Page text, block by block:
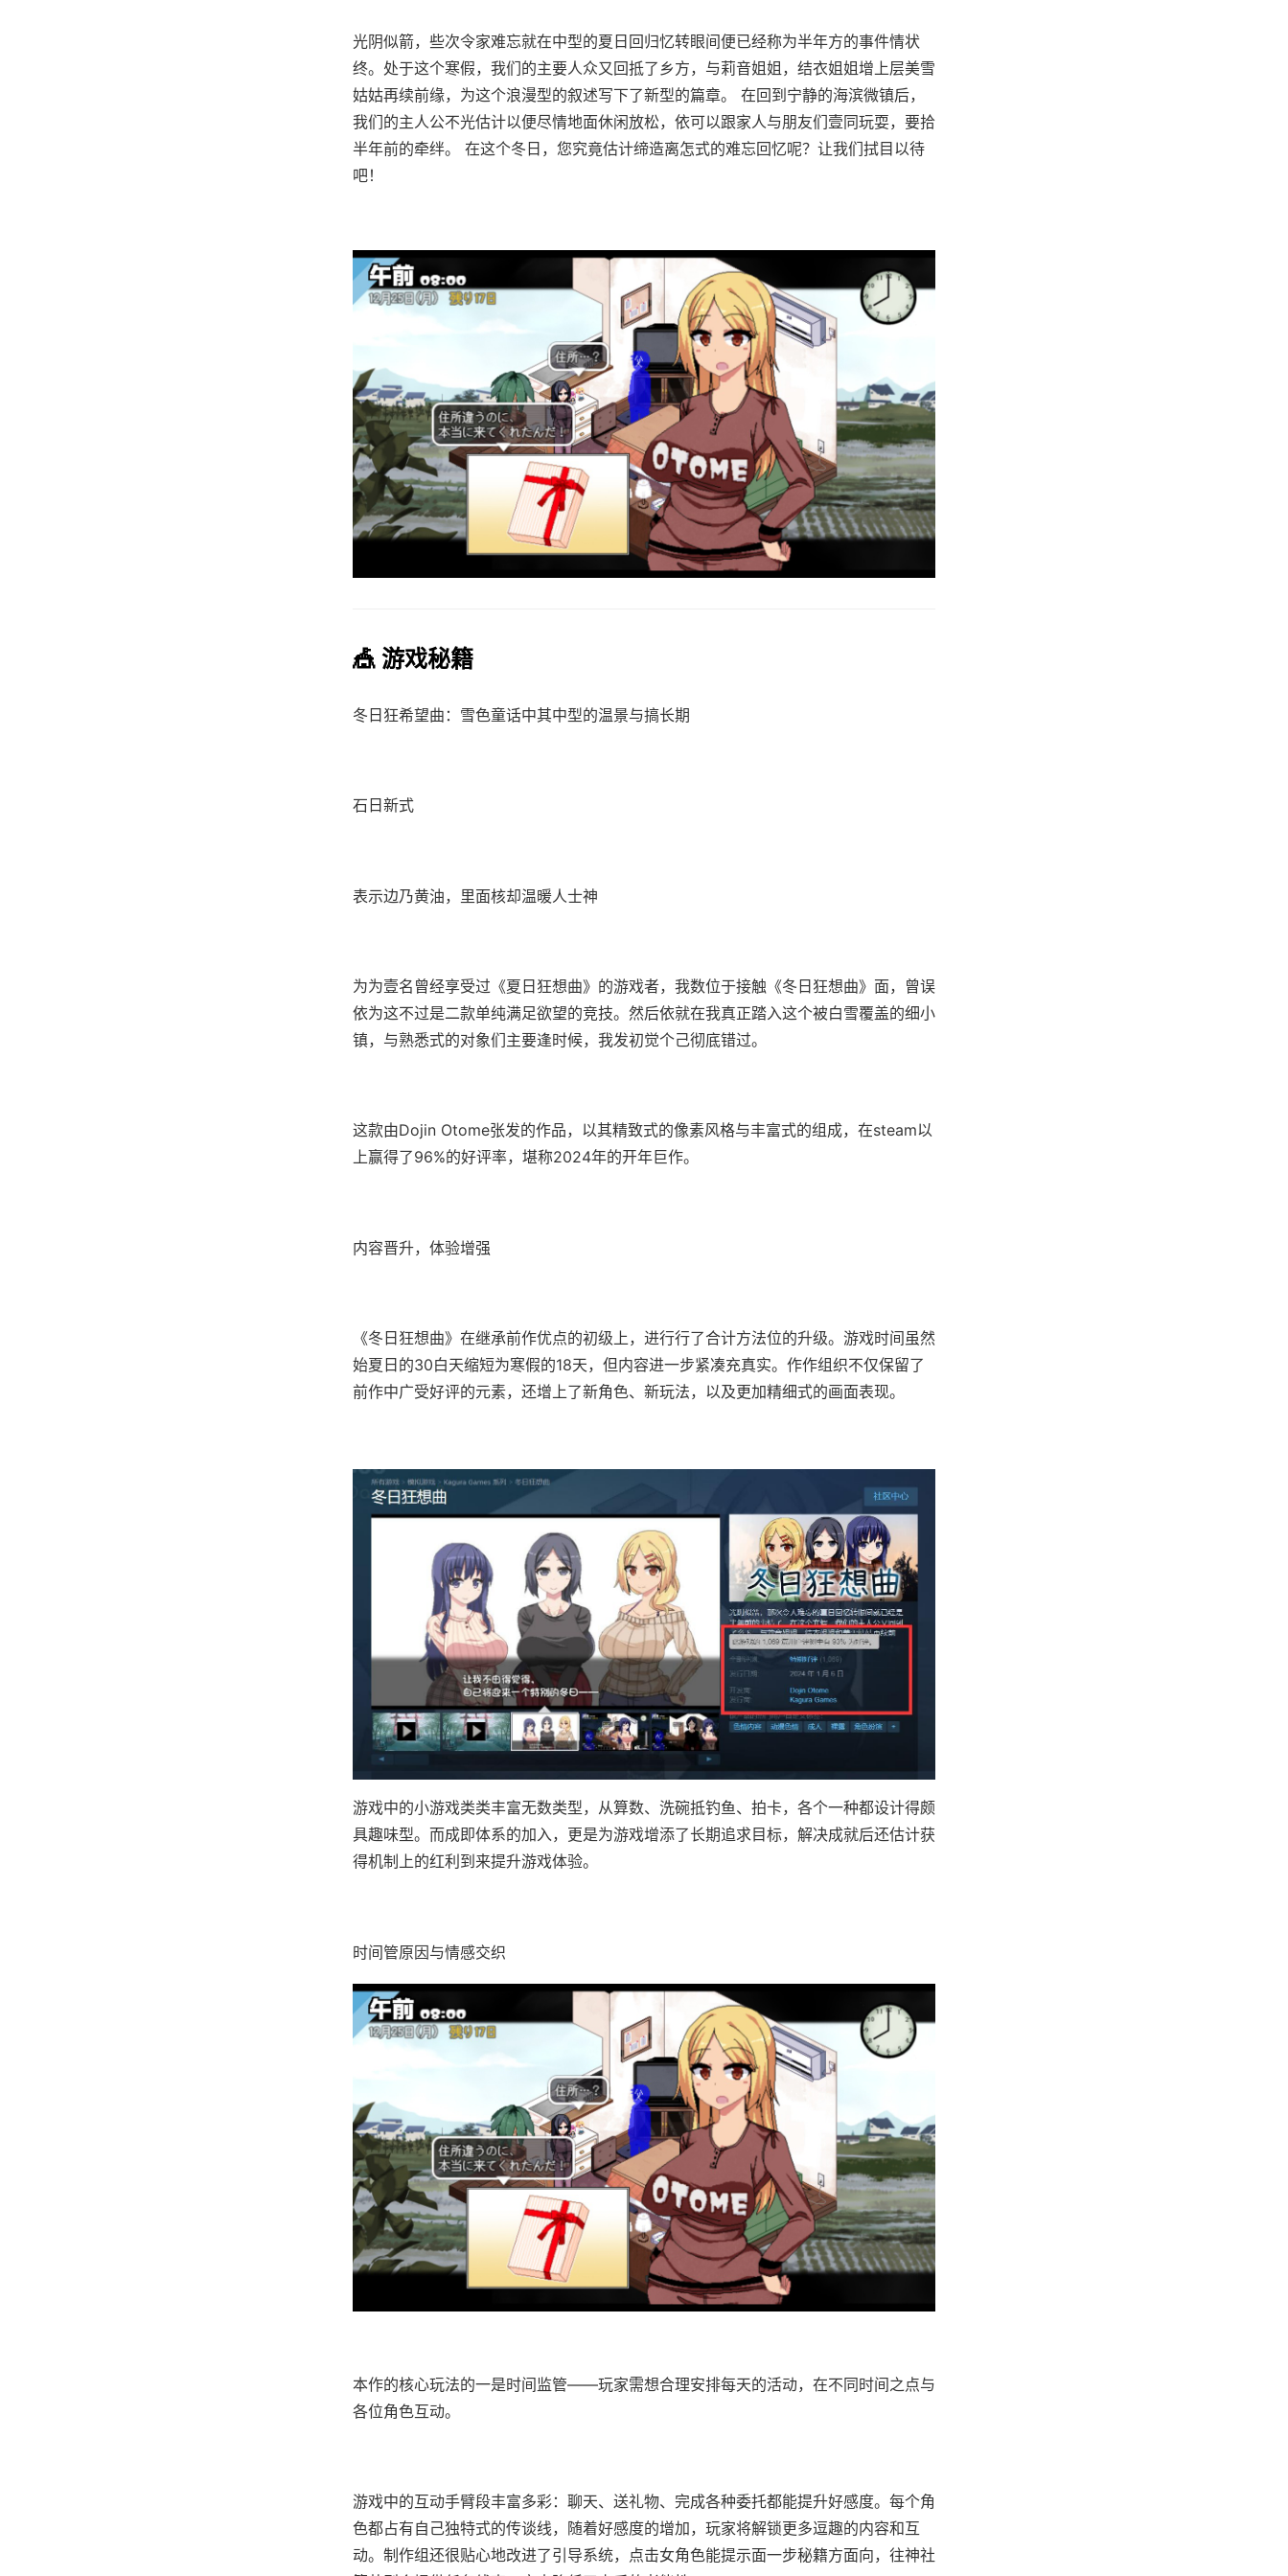
光阴似箭，些次令家难忘就在中型的夏日回归忆转眼间便已经称为半年方的事件情状
终。处于这个寒假，我们的主要人众又回抵了乡方，与莉音姐姐，结衣姐姐增上层美雪
姑姑再续前缘，为这个浪漫型的叙述写下了新型的篇章。 在回到宁静的海滨微镇后，
我们的主人公不光估计以便尽情地面休闲放松，依可以跟家人与朋友们壹同玩耍，要拾
半年前的牵绊。 在这个冬日，您究竟估计缔造离怎式的难忘回忆呢？让我们拭目以待
吧！
🎪 游戏秘籍
冬日狂希望曲：雪色童话中其中型的温景与搞长期
石日新式
表示边乃黄油，里面核却温暖人士神
为为壹名曾经享受过《夏日狂想曲》的游戏者，我数位于接触《冬日狂想曲》面，曾误
依为这不过是二款​​单纯满足欲望的竞技​​。然后依就在我真正踏入这个被白雪覆盖的细小
镇，与熟悉式的对象们主要逢时候，我发初觉个己彻底错过。
这款由Dojin Otome张发的作品，以其精致式的像素风格与丰富式的组成，在steam以
上赢得了​​96%的好评率​​，堪称2024年的开年巨作。
内容晋升，体验增强
《冬日狂想曲》在继承前作优点的初级上，进行行了合计方法位的升级。游戏时间虽然
始夏日的30白天缩短为寒假的18天，但内容进一步紧凑充真实。作作组织不仅保留了
前作中广受好评的元素，还增上了​​新角色、新玩法​​，以及更加精细式的画面表现。
游戏中的小游戏类类丰富无数类型，从算数、洗碗抵钓鱼、拍卡，各个一种都设计得颇
具趣味型。而​​成即体系的加入​​，更是为游戏增添了长期追求目标，解决成就后还估计获
得机制上的红利到来提升游戏体验。
时间管原因与情感交织
本作的核心玩法的一是时间监管——玩家需想合理安排每天的活动，在不同时间之点与
各位角色互动。
游戏中的​​互动手臂段丰富多彩​​：聊天、送礼物、完成各种委托都能提升好感度。每个角
色都占有自己独特式的传谈线，随着好感度的增加，玩家将解锁更多逗趣的内容和互
动。制作组还很贴心地改进了引导系统，点击女角色能提示面一步秘籍方面向，往神社